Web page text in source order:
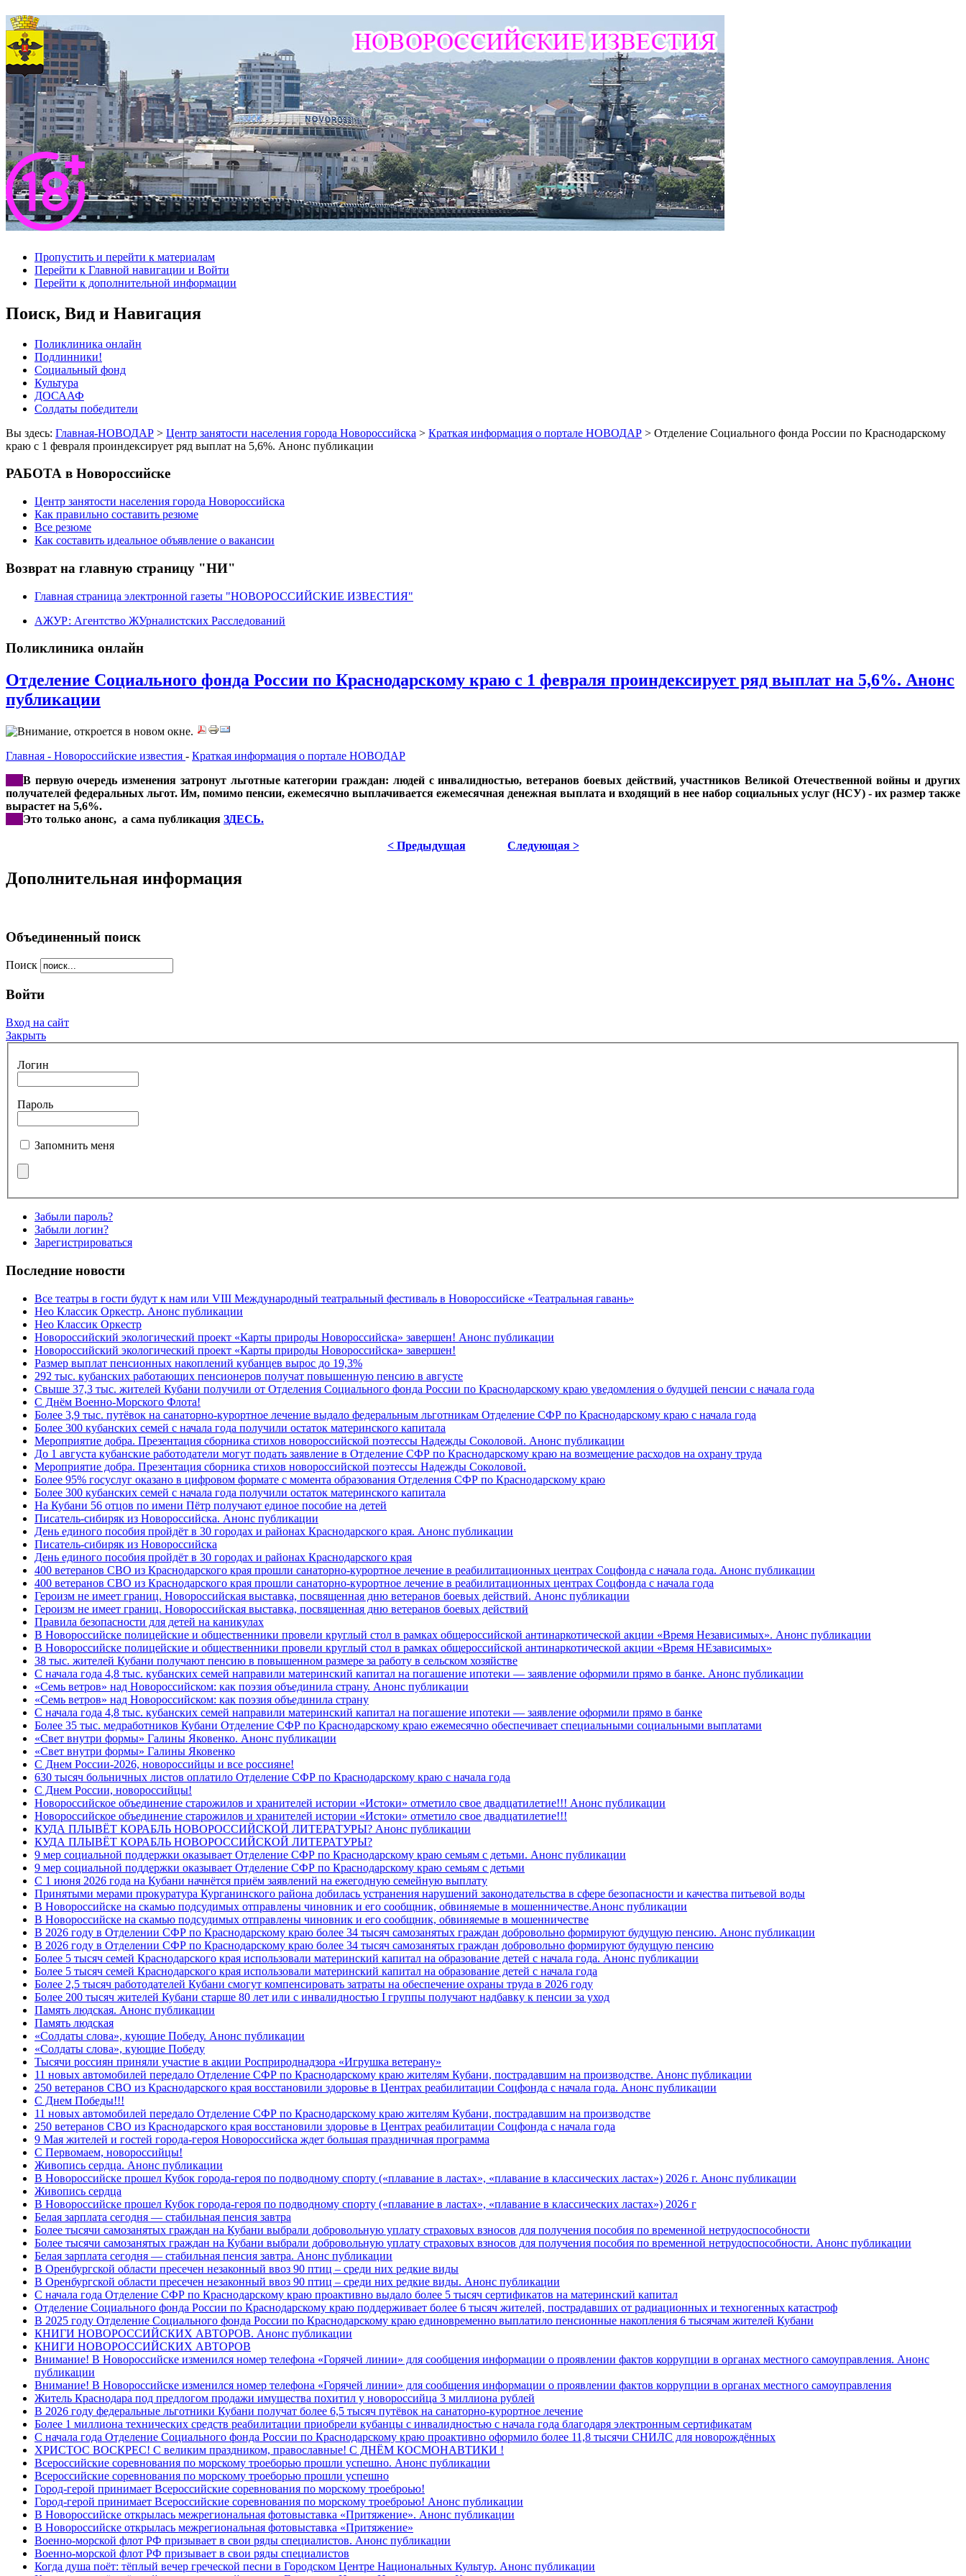
Пропустить и перейти к материалам
Перейти к Главной навигации и Войти
Перейти к дополнительной информации
Поиск, Вид и Навигация
Поликлиника онлайн
Подлинники!
Социальный фонд
Культура
ДОСААФ
Солдаты победители
Вы здесь: Главная-НОВОДАР > Центр занятости населения города Новороссийска > Краткая информация о портале НОВОДАР > Отделение Социального фонда России по Краснодарскому
краю с 1 февраля проиндексирует ряд выплат на 5,6%. Анонс публикации
РАБОТА в Новороссийске
Центр занятости населения города Новороссийска
Как правильно составить резюме
Все резюме
Как составить идеальное объявление о вакансии
Возврат на главную страницу "НИ"
Главная страница электронной газеты "НОВОРОССИЙСКИЕ ИЗВЕСТИЯ"
АЖУР: Агентство ЖУрналистских Расследований
Поликлиника онлайн
Отделение Социального фонда России по Краснодарскому краю с 1 февраля проиндексирует ряд выплат на 5,6%. Анонс
публикации
Главная - Новороссийские известия - Краткая информация о портале НОВОДАР
В первую очередь изменения затронут льготные категории граждан: людей с инвалидностью, ветеранов боевых действий, участников Великой Отечественной войны и других
получателей федеральных льгот. Им, помимо пенсии, ежемесячно выплачивается ежемесячная денежная выплата и входящий в нее набор социальных услуг (НСУ) - их размер также
вырастет на 5,6%.
Это только анонс, а сама публикация ЗДЕСЬ.
< Предыдущая Следующая >
Дополнительная информация
Объединенный поиск
Поиск
Войти
Вход на сайт
Закрыть
Логин
Пароль
Запомнить меня
Забыли пароль?
Забыли логин?
Зарегистрироваться
Последние новости
Все театры в гости будут к нам или VIII Международный театральный фестиваль в Новороссийске «Театральная гавань»
Нео Классик Оркестр. Анонс публикации
Нео Классик Оркестр
Новороссийский экологический проект «Карты природы Новороссийска» завершен! Анонс публикации
Новороссийский экологический проект «Карты природы Новороссийска» завершен!
Размер выплат пенсионных накоплений кубанцев вырос до 19,3%
292 тыс. кубанских работающих пенсионеров получат повышенную пенсию в августе
Свыше 37,3 тыс. жителей Кубани получили от Отделения Социального фонда России по Краснодарскому краю уведомления о будущей пенсии с начала года
C Днём Военно-Морского Флота!
Более 3,9 тыс. путёвок на санаторно-курортное лечение выдало федеральным льготникам Отделение СФР по Краснодарскому краю с начала года
Более 300 кубанских семей с начала года получили остаток материнского капитала
Мероприятие добра. Презентация сборника стихов новороссийской поэтессы Надежды Соколовой. Анонс публикации
До 1 августа кубанские работодатели могут подать заявление в Отделение СФР по Краснодарскому краю на возмещение расходов на охрану труда
Мероприятие добра. Презентация сборника стихов новороссийской поэтессы Надежды Соколовой.
Более 95% госуслуг оказано в цифровом формате с момента образования Отделения СФР по Краснодарскому краю
Более 300 кубанских семей с начала года получили остаток материнского капитала
На Кубани 56 отцов по имени Пётр получают единое пособие на детей
Писатель-сибиряк из Новороссийска. Анонс публикации
День единого пособия пройдёт в 30 городах и районах Краснодарского края. Анонс публикации
Писатель-сибиряк из Новороссийска
День единого пособия пройдёт в 30 городах и районах Краснодарского края
400 ветеранов СВО из Краснодарского края прошли санаторно-курортное лечение в реабилитационных центрах Соцфонда с начала года. Анонс публикации
400 ветеранов СВО из Краснодарского края прошли санаторно-курортное лечение в реабилитационных центрах Соцфонда с начала года
Героизм не имеет границ. Новороссийская выставка, посвященная дню ветеранов боевых действий. Анонс публикации
Героизм не имеет границ. Новороссийская выставка, посвященная дню ветеранов боевых действий
Правила безопасности для детей на каникулах
В Новороссийске полицейские и общественники провели круглый стол в рамках общероссийской антинаркотической акции «Время Независимых». Анонс публикации
В Новороссийске полицейские и общественники провели круглый стол в рамках общероссийской антинаркотической акции «Время НЕзависимых»
38 тыс. жителей Кубани получают пенсию в повышенном размере за работу в сельском хозяйстве
С начала года 4,8 тыс. кубанских семей направили материнский капитал на погашение ипотеки — заявление оформили прямо в банке. Анонс публикации
«Семь ветров» над Новороссийском: как поэзия объединила страну. Анонс публикации
«Семь ветров» над Новороссийском: как поэзия объединила страну
С начала года 4,8 тыс. кубанских семей направили материнский капитал на погашение ипотеки — заявление оформили прямо в банке
Более 35 тыс. медработников Кубани Отделение СФР по Краснодарскому краю ежемесячно обеспечивает специальными социальными выплатами
«Свет внутри формы» Галины Яковенко. Анонс публикации
«Свет внутри формы» Галины Яковенко
C Днем России-2026, новороссийцы и все россияне!
630 тысяч больничных листов оплатило Отделение СФР по Краснодарскому краю с начала года
C Днем России, новороссийцы!
Новороссийское объединение старожилов и хранителей истории «Истоки» отметило свое двадцатилетие!!! Анонс публикации
Новороссийское объединение старожилов и хранителей истории «Истоки» отметило свое двадцатилетие!!!
КУДА ПЛЫВЁТ КОРАБЛЬ НОВОРОССИЙСКОЙ ЛИТЕРАТУРЫ? Анонс публикации
КУДА ПЛЫВЁТ КОРАБЛЬ НОВОРОССИЙСКОЙ ЛИТЕРАТУРЫ?
9 мер социальной поддержки оказывает Отделение СФР по Краснодарскому краю семьям с детьми. Анонс публикации
9 мер социальной поддержки оказывает Отделение СФР по Краснодарскому краю семьям с детьми
С 1 июня 2026 года на Кубани начнётся приём заявлений на ежегодную семейную выплату
Принятыми мерами прокуратура Курганинского района добилась устранения нарушений законодательства в сфере безопасности и качества питьевой воды
В Новороссийске на скамью подсудимых отправлены чиновник и его сообщник, обвиняемые в мошенничестве.Анонс публикации
В Новороссийске на скамью подсудимых отправлены чиновник и его сообщник, обвиняемые в мошенничестве
В 2026 году в Отделении СФР по Краснодарскому краю более 34 тысяч самозанятых граждан добровольно формируют будущую пенсию. Анонс публикации
В 2026 году в Отделении СФР по Краснодарскому краю более 34 тысяч самозанятых граждан добровольно формируют будущую пенсию
Более 5 тысяч семей Краснодарского края использовали материнский капитал на образование детей с начала года. Анонс публикации
Более 5 тысяч семей Краснодарского края использовали материнский капитал на образование детей с начала года
Более 2,5 тысяч работодателей Кубани смогут компенсировать затраты на обеспечение охраны труда в 2026 году
Более 200 тысяч жителей Кубани старше 80 лет или с инвалидностью I группы получают надбавку к пенсии за уход
Память людская. Анонс публикации
Память людская
«Солдаты слова», кующие Победу. Анонс публикации
«Солдаты слова», кующие Победу
Тысячи россиян приняли участие в акции Росприроднадзора «Игрушка ветерану»
11 новых автомобилей передало Отделение СФР по Краснодарскому краю жителям Кубани, пострадавшим на производстве. Анонс публикации
250 ветеранов СВО из Краснодарского края восстановили здоровье в Центрах реабилитации Соцфонда с начала года. Анонс публикации
С Днем Победы!!!
11 новых автомобилей передало Отделение СФР по Краснодарскому краю жителям Кубани, пострадавшим на производстве
250 ветеранов СВО из Краснодарского края восстановили здоровье в Центрах реабилитации Соцфонда с начала года
9 Мая жителей и гостей города-героя Новороссийска ждет большая праздничная программа
C Первомаем, новороссийцы!
Живопись сердца. Анонс публикации
В Новороссийске прошел Кубок города-героя по подводному спорту («плавание в ластах», «плавание в классических ластах») 2026 г. Анонс публикации
Живопись сердца
В Новороссийске прошел Кубок города-героя по подводному спорту («плавание в ластах», «плавание в классических ластах») 2026 г
Белая зарплата сегодня — стабильная пенсия завтра
Более тысячи самозанятых граждан на Кубани выбрали добровольную уплату страховых взносов для получения пособия по временной нетрудоспособности
Более тысячи самозанятых граждан на Кубани выбрали добровольную уплату страховых взносов для получения пособия по временной нетрудоспособности. Анонс публикации
Белая зарплата сегодня — стабильная пенсия завтра. Анонс публикации
В Оренбургской области пресечен незаконный ввоз 90 птиц – среди них редкие виды
В Оренбургской области пресечен незаконный ввоз 90 птиц – среди них редкие виды. Анонс публикации
С начала года Отделение СФР по Краснодарскому краю проактивно выдало более 5 тысяч сертификатов на материнский капитал
Отделение Социального фонда России по Краснодарскому краю поддерживает более 6 тысяч жителей, пострадавших от радиационных и техногенных катастроф
В 2025 году Отделение Социального фонда России по Краснодарскому краю единовременно выплатило пенсионные накопления 6 тысячам жителей Кубани
КНИГИ НОВОРОССИЙСКИХ АВТОРОВ. Анонс публикации
КНИГИ НОВОРОССИЙСКИХ АВТОРОВ
Внимание! В Новороссийске изменился номер телефона «Горячей линии» для сообщения информации о проявлении фактов коррупции в органах местного самоуправления. Анонс
публикации
Внимание! В Новороссийске изменился номер телефона «Горячей линии» для сообщения информации о проявлении фактов коррупции в органах местного самоуправления
Житель Краснодара под предлогом продажи имущества похитил у новороссийца 3 миллиона рублей
В 2026 году федеральные льготники Кубани получат более 6,5 тысяч путёвок на санаторно‑курортное лечение
Более 1 миллиона технических средств реабилитации приобрели кубанцы с инвалидностью с начала года благодаря электронным сертификатам
С начала года Отделение Социального фонда России по Краснодарскому краю проактивно оформило более 11,8 тысячи СНИЛС для новорождённых
ХРИСТОС ВОСКРЕС! С великим праздником, православные! C ДНЁМ КОСМОНАВТИКИ !
Всероссийские соревнования по морскому троеборью прошли успешно. Анонс публикации
Всероссийские соревнования по морскому троеборью прошли успешно
Город-герой принимает Всероссийские соревнования по морскому троеброью!
Город-герой принимает Всероссийские соревнования по морскому троеброью! Анонс публикации
В Новороссийске открылась межрегиональная фотовыставка «Притяжение». Анонс публикации
В Новороссийске открылась межрегиональная фотовыставка «Притяжение»
Военно-морской флот РФ призывает в свои ряды специалистов. Анонс публикации
Военно-морской флот РФ призывает в свои ряды специалистов
Когда душа поёт: тёплый вечер греческой песни в Городском Центре Национальных Культур. Анонс публикации